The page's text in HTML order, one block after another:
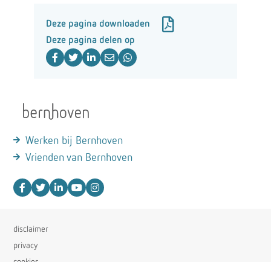
Deze pagina downloaden
Deze pagina delen op
Werken bij Bernhoven
Vrienden van Bernhoven
disclaimer
privacy